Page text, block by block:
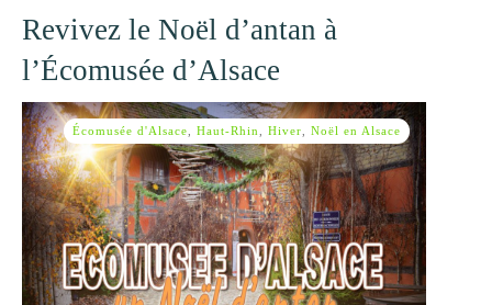
Revivez le Noël d’antan à
l’Écomusée d’Alsace
Écomusée d'Alsace Haut-Rhin Hiver Noël en Alsace